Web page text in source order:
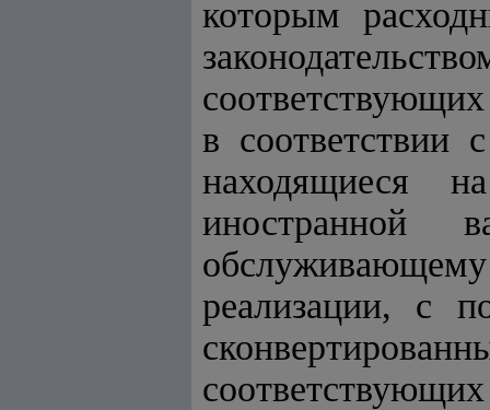
которым
в соответствии
находящиеся
иностранной
реализации, с